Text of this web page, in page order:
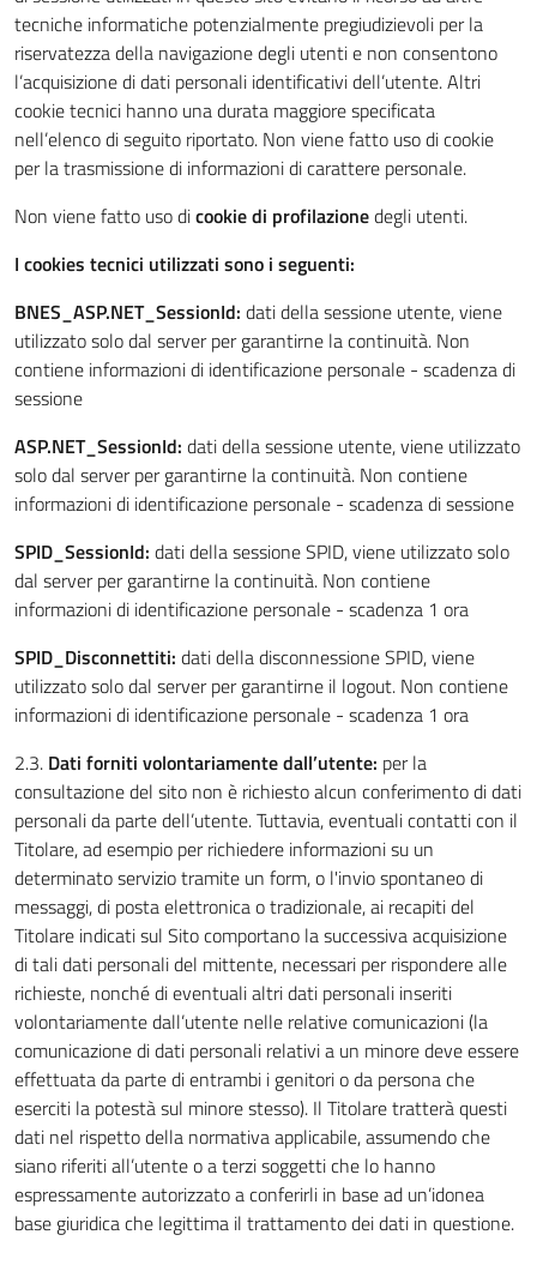
tecniche informatiche potenzialmente pregiudizievoli per la
riservatezza della navigazione degli utenti e non consentono
l’acquisizione di dati personali identificativi dell’utente. Altri
cookie tecnici hanno una durata maggiore specificata
nell’elenco di seguito riportato. Non viene fatto uso di cookie
per la trasmissione di informazioni di carattere personale.
Non viene fatto uso dicookie di profilazionedegli utenti.
I cookies tecnici utilizzati sono i seguenti:
BNES_ASP.NET_SessionId: dati della sessione utente, viene
utilizzato solo dal server per garantirne la continuità. Non
contiene informazioni di identificazione personale - scadenza di
sessione
ASP.NET_SessionId: dati della sessione utente, viene utilizzato
solo dal server per garantirne la continuità. Non contiene
informazioni di identificazione personale - scadenza di sessione
SPID_SessionId: dati della sessione SPID, viene utilizzato solo
dal server per garantirne la continuità. Non contiene
informazioni di identificazione personale - scadenza 1 ora
SPID_Disconnettiti: dati della disconnessione SPID, viene
utilizzato solo dal server per garantirne il logout. Non contiene
informazioni di identificazione personale - scadenza 1 ora
2.3. Dati forniti volontariamente dall’utente: per la
consultazione del sito non è richiesto alcun conferimento di dati
personali da parte dell’utente. Tuttavia, eventuali contatti con il
Titolare, ad esempio per richiedere informazioni su un
determinato servizio tramite un form, o l'invio spontaneo di
messaggi, di posta elettronica o tradizionale, ai recapiti del
Titolare indicati sul Sito comportano la successiva acquisizione
di tali dati personali del mittente, necessari per rispondere alle
richieste, nonché di eventuali altri dati personali inseriti
volontariamente dall’utente nelle relative comunicazioni (la
comunicazione di dati personali relativi a un minore deve essere
effettuata da parte di entrambi i genitori o da persona che
eserciti la potestà sul minore stesso). Il Titolare tratterà questi
dati nel rispetto della normativa applicabile, assumendo che
siano riferiti all’utente o a terzi soggetti che lo hanno
espressamente autorizzato a conferirli in base ad un’idonea
base giuridica che legittima il trattamento dei dati in questione.